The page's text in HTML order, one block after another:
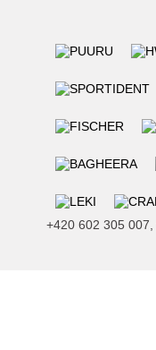
+420 602 305 007,